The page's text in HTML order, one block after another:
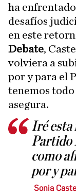
ha
desafíos
en este
Debate,
volviera a
por y para el
tenemos
asegura.
Iré esta
Partido
como
por y
Sonia